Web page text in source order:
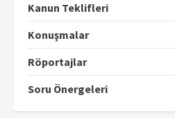
Kanun Teklifleri
Konuşmalar
Röportajlar
Soru Önergeleri